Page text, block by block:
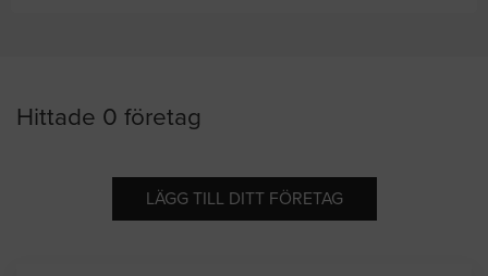
Hittade 0 företag
LÄGG TILL DITT FÖRETAG